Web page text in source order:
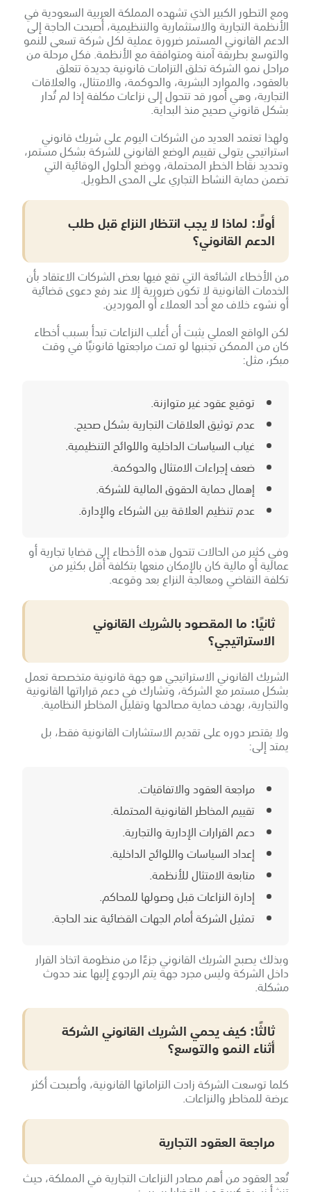
ومع التطور الكبير الذي تشهده المملكة العربية السعودية في
الأنظمة التجارية والاستثمارية والتنظيمية، أصبحت الحاجة إلى
الدعم القانوني المستمر ضرورة عملية لكل شركة تسعى للنمو
والتوسع بطريقة آمنة ومتوافقة مع الأنظمة. فكل مرحلة من
مراحل نمو الشركة تخلق التزامات قانونية جديدة تتعلق
بالعقود، والموارد البشرية، والحوكمة، والامتثال، والعلاقات
التجارية، وهي أمور قد تتحول إلى نزاعات مكلفة إذا لم تُدار
بشكل قانوني صحيح منذ البداية.
ولهذا تعتمد العديد من الشركات اليوم على شريك قانوني
استراتيجي يتولى تقييم الوضع القانوني للشركة بشكل مستمر،
وتحديد نقاط الخطر المحتملة، ووضع الحلول الوقائية التي
تضمن حماية النشاط التجاري على المدى الطويل.
أولًا: لماذا لا يجب انتظار النزاع قبل طلب
الدعم القانوني؟
من الأخطاء الشائعة التي تقع فيها بعض الشركات الاعتقاد بأن
الخدمات القانونية لا تكون ضرورية إلا عند رفع دعوى قضائية
أو نشوء خلاف مع أحد العملاء أو الموردين.
لكن الواقع العملي يثبت أن أغلب النزاعات تبدأ بسبب أخطاء
كان من الممكن تجنبها لو تمت مراجعتها قانونيًا في وقت
مبكر، مثل:
توقيع عقود غير متوازنة.
عدم توثيق العلاقات التجارية بشكل صحيح.
غياب السياسات الداخلية واللوائح التنظيمية.
ضعف إجراءات الامتثال والحوكمة.
إهمال حماية الحقوق المالية للشركة.
عدم تنظيم العلاقة بين الشركاء والإدارة.
وفي كثير من الحالات تتحول هذه الأخطاء إلى قضايا تجارية أو
عمالية أو مالية كان بالإمكان منعها بتكلفة أقل بكثير من
تكلفة التقاضي ومعالجة النزاع بعد وقوعه.
ثانيًا: ما المقصود بالشريك القانوني
الاستراتيجي؟
الشريك القانوني الاستراتيجي هو جهة قانونية متخصصة تعمل
بشكل مستمر مع الشركة، وتشارك في دعم قراراتها القانونية
والتجارية، بهدف حماية مصالحها وتقليل المخاطر النظامية.
ولا يقتصر دوره على تقديم الاستشارات القانونية فقط، بل
يمتد إلى:
مراجعة العقود والاتفاقيات.
تقييم المخاطر القانونية المحتملة.
دعم القرارات الإدارية والتجارية.
إعداد السياسات واللوائح الداخلية.
متابعة الامتثال للأنظمة.
إدارة النزاعات قبل وصولها للمحاكم.
تمثيل الشركة أمام الجهات القضائية عند الحاجة.
وبذلك يصبح الشريك القانوني جزءًا من منظومة اتخاذ القرار
داخل الشركة وليس مجرد جهة يتم الرجوع إليها عند حدوث
مشكلة.
ثالثًا: كيف يحمي الشريك القانوني الشركة
أثناء النمو والتوسع؟
كلما توسعت الشركة زادت التزاماتها القانونية، وأصبحت أكثر
عرضة للمخاطر والنزاعات.
مراجعة العقود التجارية
تُعد العقود من أهم مصادر النزاعات التجارية في المملكة، حيث